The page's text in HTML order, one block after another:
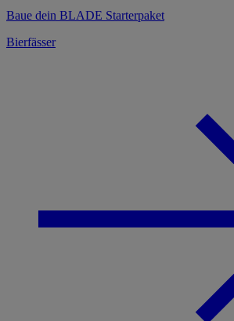
Baue dein BLADE Starterpaket
Bierfässer